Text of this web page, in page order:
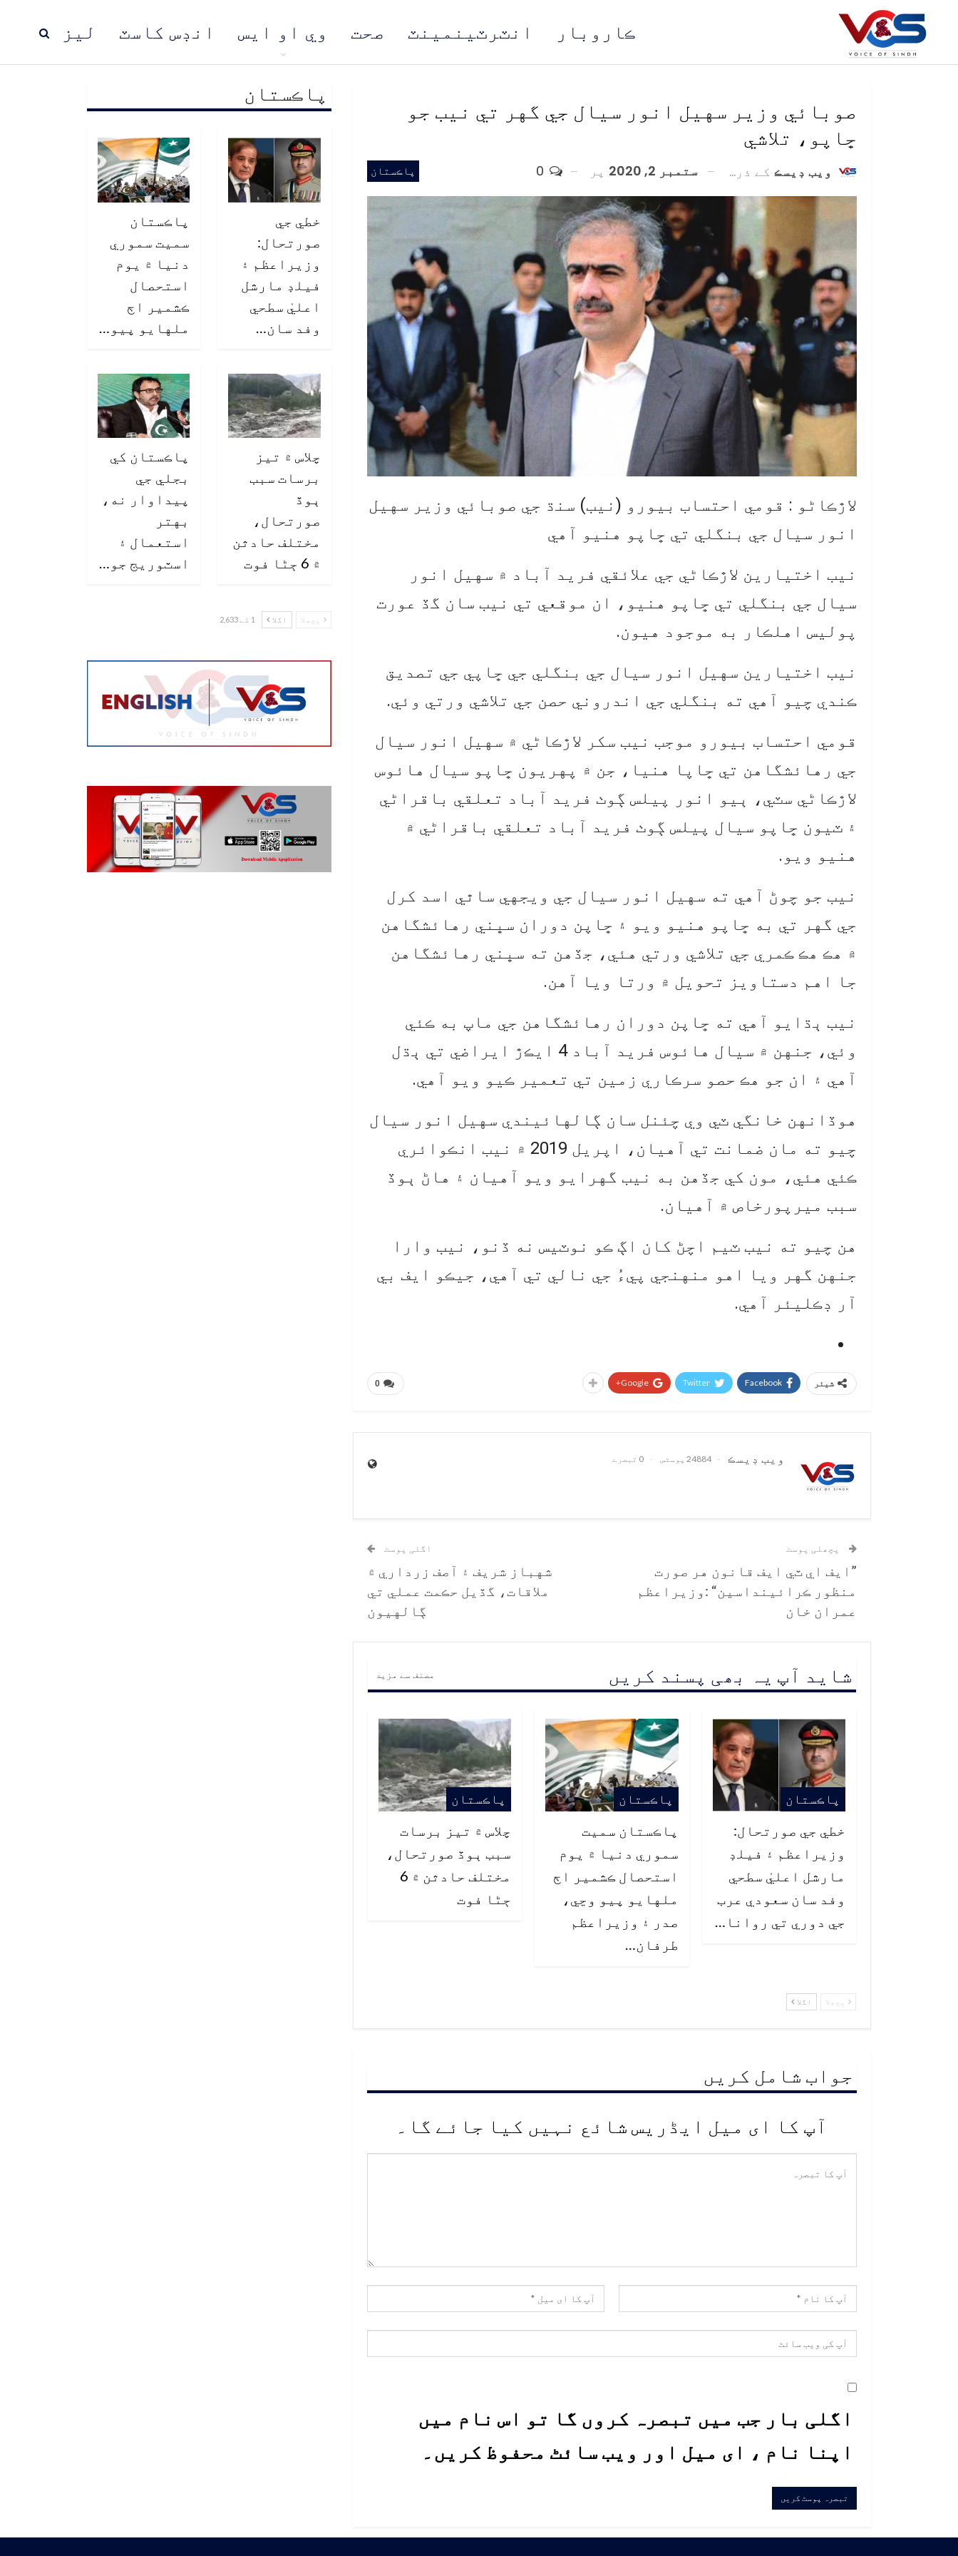
ليز انڊس کاسٽ وي او ايس صحت انٽرٽينمينٽ ڪاروبار
پاڪستان مُنڍ
صوبائي وزير سهيل انور سيال جي گهر تي نيب جو
ڇاپو، تلاشي
پاڪستان ويب ڊيسڪ کے ذریعہ ستمبر 2, 2020 پر
لاڙڪاڻو : قومي احتساب بيورو (نيب) سنڌ جي صوبائي وزير سهيل
انور سيال جي بنگلي تي ڇاپو هنيو آهي
نيب اختيارين لاڙڪاڻي جي علائقي فريد آباد ۾ سهيل انور
سيال جي بنگلي تي ڇاپو هنيو، ان موقعي تي نيب سان گڏ عورت
پوليس اهلڪار به موجود هيون.
نيب اختيارين سهيل انور سيال جي بنگلي جي ڇاپي جي تصديق
ڪندي چيو آهي ته بنگلي جي اندروني حصن جي تلاشي ورتي وئي.
قومي احتساب بيورو موجب نيب سکر لاڙڪاڻي ۾ سهيل انور سيال
جي رهائشگاهن تي ڇاپا هنيا، جن ۾ پهريون ڇاپو سيال هائوس
لاڙڪاڻي سٽي، ٻيو انور پيلس ڳوٺ فريد آباد تعلقي باقراڻي
۽ ٽيون ڇاپو سيال پيلس ڳوٺ فريد آباد تعلقي باقراڻي ۾
هنيو ويو.
نيب جو چوڻ آهي ته سهيل انور سيال جي ويجهي ساٿي اسد کرل
جي گهر تي به ڇاپو هنيو ويو ۽ ڇاپن دوران سڀني رهائشگاهن
۾ هڪ هڪ ڪمري جي تلاشي ورتي هئي، جڏهن ته سڀني رهائشگاهن
جا اهم دستاويز تحويل ۾ ورتا ويا آهن.
نيب ٻڌايو آهي ته ڇاپن دوران رهائشگاهن جي ماپ به ڪئي
وئي، جنهن ۾ سيال هائوس فريد آباد 4 ايڪڙ ايراضي تي ٻڌل
آهي ۽ ان جو هڪ حصو سرڪاري زمين تي تعمير ڪيو ويو آهي.
هوڏانهن خانگي ٽي وي چئنل سان ڳالهائيندي سهيل انور سيال
چيو ته مان ضمانت تي آهيان، اپريل 2019 ۾ نيب انڪوائري
ڪئي هئي، مون کي جڏهن به نيب گهرايو ويو آهيان ۽ هاڻ ٻوڏ
سبب ميرپورخاص ۾ آهيان.
هن چيو ته نيب ٽيم اچڻ کان اڳ ڪو نوٽيس نه ڏنو، نيب وارا
جنهن گهر ويا اهو منهنجي پيءُ جي نالي تي آهي، جيڪو ايف بي
آر ڊڪليئر آهي.
0 شیئر Facebook
Twitter
Google+
ويب ڊيسڪ 24884 پوسٹس 0 تبصرے
پچھلی پوسٹ
”ايف اي ٽي ايف قانون هر صورت
منظور ڪرائينداسين“ :وزيراعظم
عمران خان
اگلی پوسٹ
شهباز شريف ۽ آصف زرداري ۾
ملاقات، گڏيل حڪمت عملي تي
ڳالهيون
شاید آپ یہ بھی پسند کریں مصنف سے مزید
پاڪستان
خطي جي صورتحال:
وزيراعظم ۽ فيلڊ
مارشل اعليٰ سطحي
وفد سان سعودي عرب
جي دوري تي روانا…
پاڪستان
پاڪستان سميت
سموري دنيا ۾ يوم
استحصال ڪشمير اڄ
ملهايو پيو وڃي،
صدر ۽ وزيراعظم
طرفان…
پاڪستان
چلاس ۾ تيز برسات
سبب ٻوڏ صورتحال،
مختلف حادثن ۾ 6
ڄڻا فوت
پچھلا اگلا
جواب شامل کریں
آپ کا ای میل ایڈریس شائع نہیں کیا جائے گا۔
اگلی بار جب میں تبصرہ کروں گا تو اس نام میں
اپنا نام ، ای میل اور ویب سائٹ محفوظ کریں۔
پاڪستان
خطي جي
صورتحال:
وزيراعظم ۽
فيلڊ مارشل
اعليٰ سطحي
وفد سان…
پاڪستان
سميت سموري
دنيا ۾ يوم
استحصال
ڪشمير اڄ
ملهايو پيو…
چلاس ۾ تيز
برسات سبب
ٻوڏ
صورتحال،
مختلف حادثن
۾ 6 ڄڻا فوت
پاڪستان کي
بجلي جي
پيداوار نه،
بهتر
استعمال ۽
اسٽوريج جو…
پچھلا اگلا 1 کے 2,633